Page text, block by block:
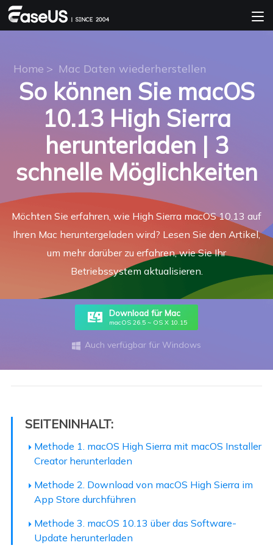
Home > Mac Daten wiederherstellen
So können Sie macOS
10.13 High Sierra
herunterladen | 3
schnelle Möglichkeiten
Möchten Sie erfahren, wie High Sierra macOS 10.13 auf
Ihren Mac heruntergeladen wird? Lesen Sie den Artikel,
um mehr darüber zu erfahren, wie Sie Ihr
Betriebssystem aktualisieren.
Download für Mac
macOS 26.5 ~ OS X 10.15
 Auch verfügbar für Windows
SEITENINHALT:
Methode 1. macOS High Sierra mit macOS Installer
Creator herunterladen
Methode 2. Download von macOS High Sierra im
App Store durchführen
Methode 3. macOS 10.13 über das Software-
Update herunterladen